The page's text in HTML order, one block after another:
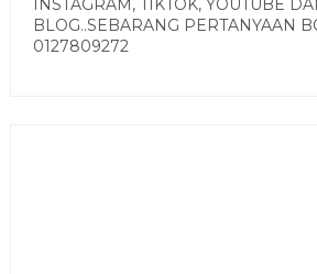
INSTAGRAM, TIKTOK, YOUTUBE
BLOG..SEBARANG PERTANYAAN
0127809272